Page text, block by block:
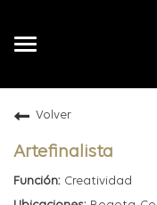
Toggle
Volver
Artefinalista
Creatividad